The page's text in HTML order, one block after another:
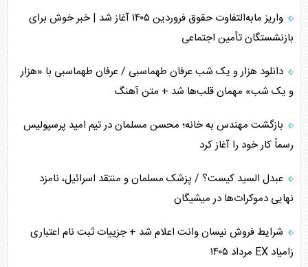
برنامه هفتم توسعه در نقطه کور سیاستگذاری
اوکراین بازوی مخرب آمریکا در غرب آسیا
اهمیت راهبردی اردن برای آمریکا
پیام، ظرفیت بالفعل‌نشده تجارت ایران
همسویی عربستان با سنتکام علیه متحدان ایران
ترامپ و توهم خلع سلاح حماس
چرا کویت به دنبال شریک امنیتی جدید است؟
واریز مابه‌التفاوت حقوق فروردین ۱۴۰۵ آغاز شد | خبر خوش برای
بازنشستگان تأمین اجتماعی
دانلود هزار و یک شب عرفان طهماسبی / عرفان طهماسبی با «هزار
و یک شب» مهمان قلب‌ها شد + متن آهنگ
بازگشت مهندس به خانه؛ محسن مسلمان در تیم امید پرسپولیس
رسماً کار خود را آغاز کرد
عبدل السید کیست؟ / پزشک مسلمان و منتقد اسرائیل، نامزد
نهایی دموکرات‌ها در میشیگان
شرایط فروش نیسان وانت اعلام شد + جزییات ثبت نام اعتباری
زامیاد EX مرداد ۱۴۰۵